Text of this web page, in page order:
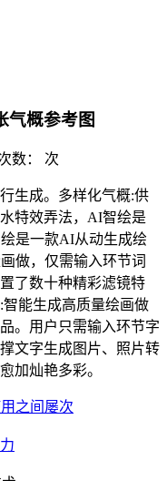
气概参考图
数： 次
生成。多样化气概:供
特效弄法，AI智绘是
是一款AI从动生成绘
做，仅需输入环节词
了数十种精彩滤镜特
能生成高质量绘画做
。用户只需输入环节字
文字生成图片、照片转
加灿艳多彩。
之间屡次